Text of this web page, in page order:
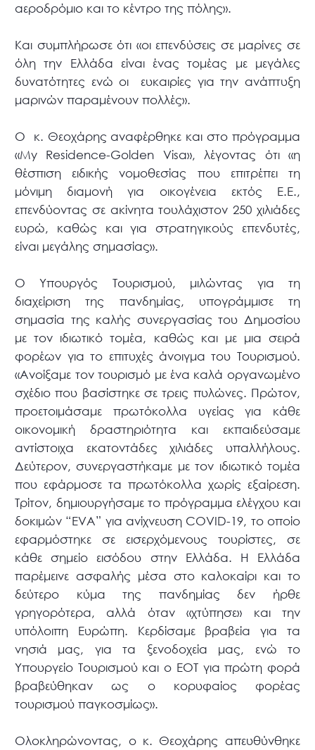
αεροδρόμιο και το κέντρο της πόλης».
Και συμπλήρωσε ότι «οι επενδύσεις σε μαρίνες σε
όλη την Ελλάδα είναι ένας τομέας με μεγάλες
δυνατότητες ενώ οι ευκαιρίες για την ανάπτυξη
μαρινών παραμένουν πολλές».
Ο κ. Θεοχάρης αναφέρθηκε και στο πρόγραμμα
«My Residence-Golden Visa», λέγοντας ότι «η
θέσπιση ειδικής νομοθεσίας που επιτρέπει τη
μόνιμη διαμονή για οικογένεια εκτός Ε.Ε.,
επενδύοντας σε ακίνητα τουλάχιστον 250 χιλιάδες
ευρώ, καθώς και για στρατηγικούς επενδυτές,
είναι μεγάλης σημασίας».
Ο Υπουργός Τουρισμού, μιλώντας για τη
διαχείριση της πανδημίας, υπογράμμισε τη
σημασία της καλής συνεργασίας του Δημοσίου
με τον ιδιωτικό τομέα, καθώς και με μια σειρά
φορέων για το επιτυχές άνοιγμα του Τουρισμού.
«Ανοίξαμε τον τουρισμό με ένα καλά οργανωμένο
σχέδιο που βασίστηκε σε τρεις πυλώνες. Πρώτον,
προετοιμάσαμε πρωτόκολλα υγείας για κάθε
οικονομική δραστηριότητα και εκπαιδεύσαμε
αντίστοιχα εκατοντάδες χιλιάδες υπαλλήλους.
Δεύτερον, συνεργαστήκαμε με τον ιδιωτικό τομέα
που εφάρμοσε τα πρωτόκολλα χωρίς εξαίρεση.
Τρίτον, δημιουργήσαμε το πρόγραμμα ελέγχου και
δοκιμών “EVA” για ανίχνευση COVID-19, το οποίο
εφαρμόστηκε σε εισερχόμενους τουρίστες, σε
κάθε σημείο εισόδου στην Ελλάδα. Η Ελλάδα
παρέμεινε ασφαλής μέσα στο καλοκαίρι και το
δεύτερο κύμα της πανδημίας δεν ήρθε
γρηγορότερα, αλλά όταν «χτύπησε» και την
υπόλοιπη Ευρώπη. Κερδίσαμε βραβεία για τα
νησιά μας, για τα ξενοδοχεία μας, ενώ το
Υπουργείο Τουρισμού και ο ΕΟΤ για πρώτη φορά
βραβεύθηκαν ως ο κορυφαίος φορέας
τουρισμού παγκοσμίως».
Ολοκληρώνοντας, ο κ. Θεοχάρης απευθύνθηκε